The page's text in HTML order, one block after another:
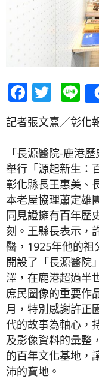
記者張文熹／彰化
「長源醫院-鹿港
舉行「源起新生：
彰化縣長王惠美、
本老屋協理蕭定雄
同見證擁有百年歷
刻。王縣長表示，
醫，1925年他的祖
開設了「長源醫院
澤，在鹿港超過半
庶民圖像的重要作
月，特別感謝許正
代的故事為軸心，
及影像資料的彙整
的百年文化基地，
沛的寶地。